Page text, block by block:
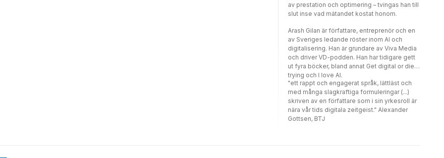
av prestation och optimering – tvingas han till
slut inse vad mätandet kostat honom.
Arash Gilan är författare, entreprenör och en
av Sveriges ledande röster inom AI och
digitalisering. Han är grundare av Viva Media
och driver VD-podden. Han har tidigare gett
ut fyra böcker, bland annat Get digital or die
trying och I love AI.
"ett rappt och engagerat språk, lättläst och
med många slagkraftiga formuleringar (...)
skriven av en författare som i sin yrkesroll är
nära vår tids digitala zeitgeist." Alexander
Gottsen, BTJ